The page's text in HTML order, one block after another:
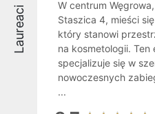
Laureaci
W centrum
Staszica 4, mieści
który stanowi
na kosmetologii.
specjalizuje się w
nowoczesnych
...